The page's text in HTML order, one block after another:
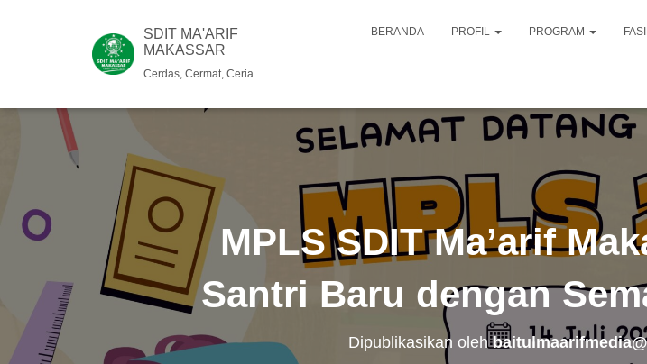
SDIT MA'ARIF
MAKASSAR
Cerdas, Cermat, Ceria
BERANDA PROFIL PROGRAM
MPLS SDIT Ma’arif
Santri Baru dengan
Dipublikasikan oleh